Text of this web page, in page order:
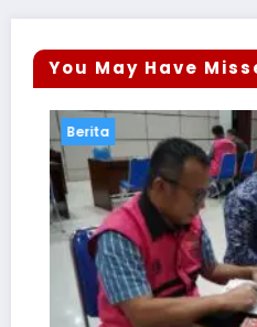
You May Have
Berita